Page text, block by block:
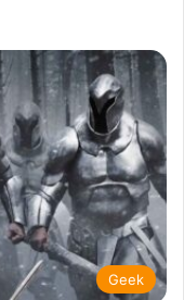
Geek